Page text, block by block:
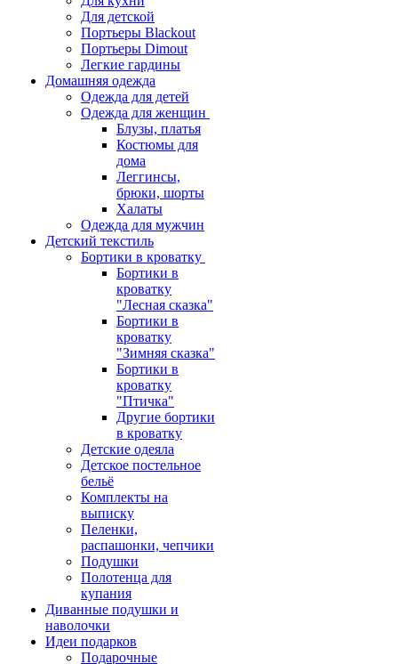
Для детской
Портьеры Blackout
Портьеры Dimout
Легкие гардины
Домашняя одежда
Одежда для детей
Одежда для женщин
Блузы, платья
Костюмы для
дома
Леггинсы,
брюки, шорты
Халаты
Одежда для мужчин
Детский текстиль
Бортики в кроватку
Бортики в
кроватку
"Лесная сказка"
Бортики в
кроватку
"Зимняя сказка"
Бортики в
кроватку
"Птичка"
Другие бортики
в кроватку
Детские одеяла
Детское постельное
бельё
Комплекты на
выписку
Пеленки,
распашонки, чепчики
Подушки
Полотенца для
купания
Диванные подушки и
наволочки
Идеи подарков
Подарочные